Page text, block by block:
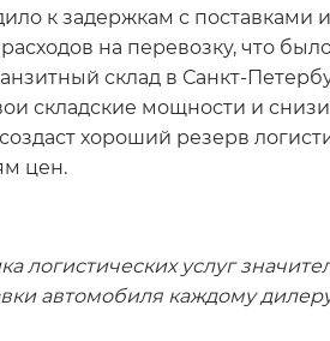
к задержкам с поставками и
на перевозку, что
склад в Санкт-
складские мощности и
хороший резерв
цен.
логистических услуг
автомобиля каждому